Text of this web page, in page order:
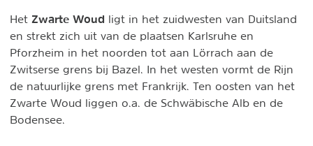
Het Zwarte Woud ligt in het zuidwesten van Duitsland
en strekt zich uit van de plaatsen Karlsruhe en
Pforzheim in het noorden tot aan Lörrach aan de
Zwitserse grens bij Bazel. In het westen vormt de Rijn
de natuurlijke grens met Frankrijk. Ten oosten van het
Zwarte Woud liggen o.a. de Schwäbische Alb en de
Bodensee.